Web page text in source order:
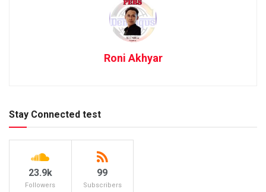
Roni Akhyar
Stay Connected test
23.9k
Followers
99
Subscribers